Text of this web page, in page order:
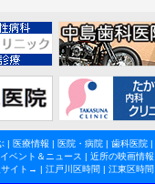
| 医療情報 | 医院・病院| 歯科医院|
イベント＆ニュース | 近所の映画情報
サイト→ | 江戸川区時間 | 江東区時間